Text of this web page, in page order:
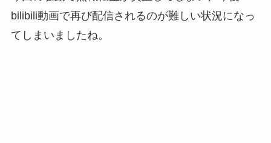
bilibili動画で再び配信されるのが難しい状況になっ
てしまいましたね。